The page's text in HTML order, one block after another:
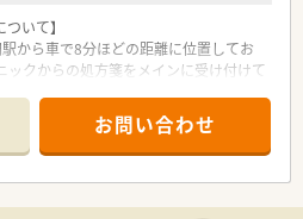
方に興味があり、薬剤師としての幅を
ってがんばりたい方
いて】
から車で8分ほどの距離に位置してお
ックからの処方箋をメインに受け付けて
枚数は30枚程度と比較的落ち着いて
とパート1名の体制で手厚く対応をして
ているほかコンタクトレンズの指示箋
お問い合わせ